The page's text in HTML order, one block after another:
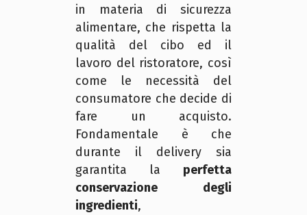
in materia di sicurezza
alimentare, che rispetta la
qualità del cibo ed il
lavoro del ristoratore, così
come le necessità del
consumatore che decide di
fare un acquisto.
Fondamentale è che
durante il delivery sia
garantita la perfetta
conservazione degli
ingredienti,